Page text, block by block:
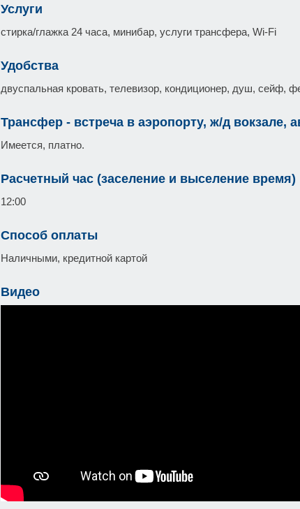
Услуги
стирка/глажка 24 часа, минибар, услуги трансфера, Wi-Fi
Удобства
двуспальная кровать, телевизор, кондиционер, душ, сейф,
Трансфер - встреча в аэропорту, ж/д вокзале,
Имеется, платно.
Расчетный час (заселение и выселение время)
12:00
Способ оплаты
Наличными, кредитной картой
Видео